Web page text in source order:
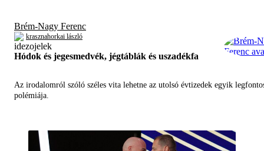
Brém-Nagy Ferenc
krasznahorkai lászló
Hódok és jegesmedvék, jégtáblák és uszadékfa
Az irodalomról szóló széles vita lehetne az utolsó évtizedek egyik
polémiája.